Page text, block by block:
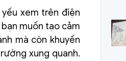
xem trên điện
muốn tạo cảm
mà còn khuyến
xung quanh.